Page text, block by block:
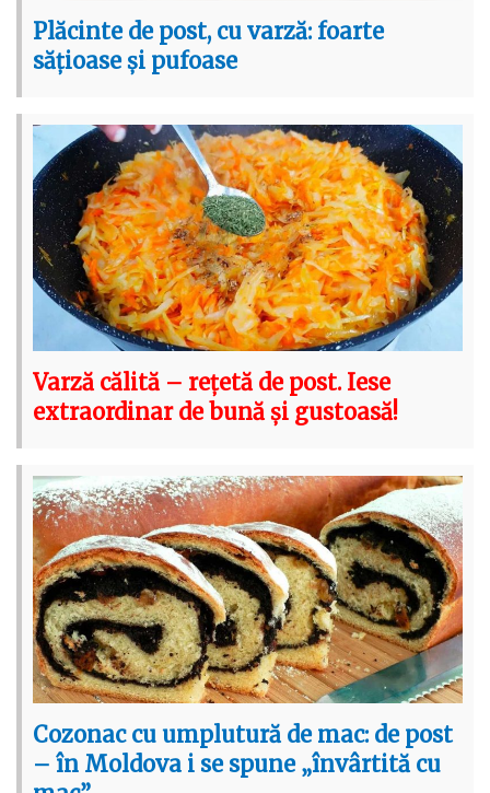
Plăcinte de post, cu varză: foarte
sățioase și pufoase
Varză călită – rețetă de post. Iese
extraordinar de bună și gustoasă!
Cozonac cu umplutură de mac: de post
– în Moldova i se spune „învârtită cu